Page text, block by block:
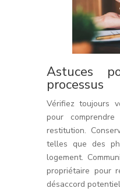
Astuces
processus
Vérifiez toujours
pour
restitution.
telles que des
logement.
propriétaire pour
désaccord